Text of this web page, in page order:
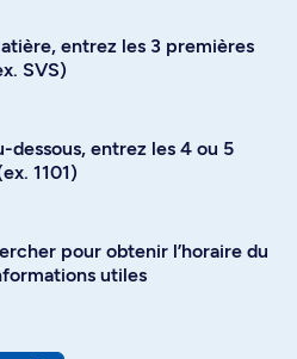
entrez les 3 premières
SVS)
dessous, entrez les 4 ou 5
1101)
pour obtenir l’horaire du
utiles